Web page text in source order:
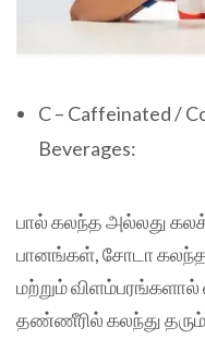
C – Caffeinated /
Beverages:
பால் கலந்த அல்லது
பானங்கள், சோடா
மற்றும் விளம்பரங்களால்
தண்ணீரில் கலந்து